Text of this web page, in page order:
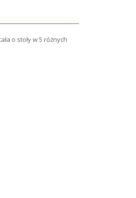
o stoły w 5 różnych